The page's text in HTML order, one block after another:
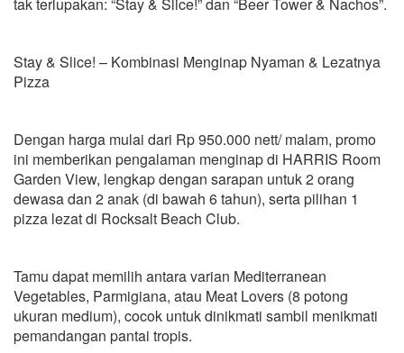
tak terlupakan: “Stay & Slice!” dan “Beer Tower & Nachos”.
Stay & Slice! – Kombinasi Menginap Nyaman & Lezatnya
Pizza
Dengan harga mulai dari Rp 950.000 nett/ malam, promo
ini memberikan pengalaman menginap di HARRIS Room
Garden View, lengkap dengan sarapan untuk 2 orang
dewasa dan 2 anak (di bawah 6 tahun), serta pilihan 1
pizza lezat di Rocksalt Beach Club.
Tamu dapat memilih antara varian Mediterranean
Vegetables, Parmigiana, atau Meat Lovers (8 potong
ukuran medium), cocok untuk dinikmati sambil menikmati
pemandangan pantai tropis.